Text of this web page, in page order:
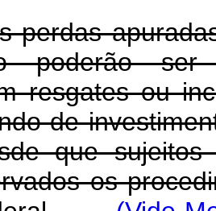
poderão ser
resgates ou
de
que
os